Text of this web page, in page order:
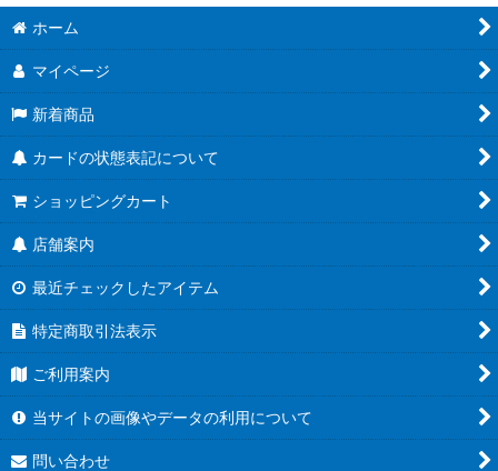
ホーム
マイページ
新着商品
カードの状態表記について
ショッピングカート
店舗案内
最近チェックしたアイテム
特定商取引法表示
ご利用案内
当サイトの画像やデータの利用について
問い合わせ